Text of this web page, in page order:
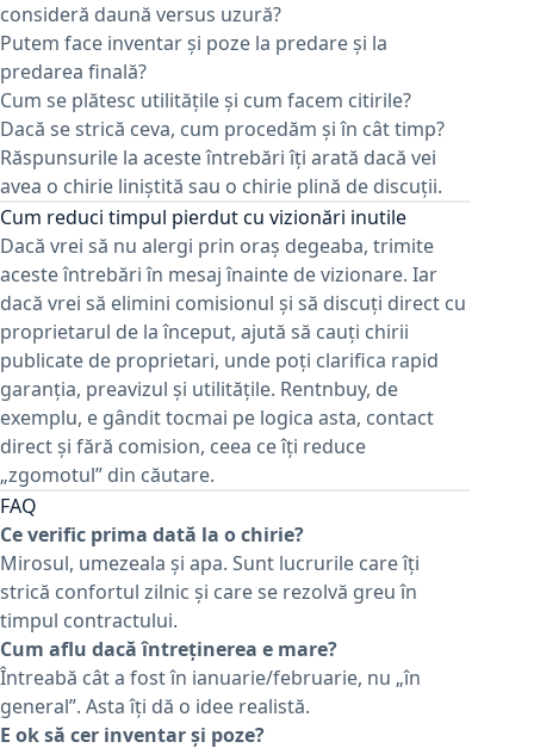
consideră daună versus uzură?
Putem face inventar și poze la predare și la
predarea finală?
Cum se plătesc utilitățile și cum facem citirile?
Dacă se strică ceva, cum procedăm și în cât timp?
Răspunsurile la aceste întrebări îți arată dacă vei
avea o chirie liniștită sau o chirie plină de discuții.
Cum reduci timpul pierdut cu vizionări inutile
Dacă vrei să nu alergi prin oraș degeaba, trimite
aceste întrebări în mesaj înainte de vizionare. Iar
dacă vrei să elimini comisionul și să discuți direct cu
proprietarul de la început, ajută să cauți chirii
publicate de proprietari, unde poți clarifica rapid
garanția, preavizul și utilitățile. Rentnbuy, de
exemplu, e gândit tocmai pe logica asta, contact
direct și fără comision, ceea ce îți reduce
„zgomotul” din căutare.
FAQ
Ce verific prima dată la o chirie?
Mirosul, umezeala și apa. Sunt lucrurile care îți
strică confortul zilnic și care se rezolvă greu în
timpul contractului.
Cum aflu dacă întreținerea e mare?
Întreabă cât a fost în ianuarie/februarie, nu „în
general”. Asta îți dă o idee realistă.
E ok să cer inventar și poze?